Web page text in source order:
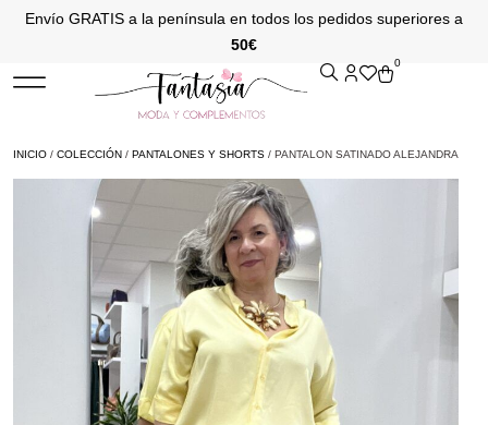
Envío GRATIS a la península en todos los pedidos superiores a
50€
0
INICIO / COLECCIÓN / PANTALONES Y SHORTS / PANTALON SATINADO ALEJANDRA